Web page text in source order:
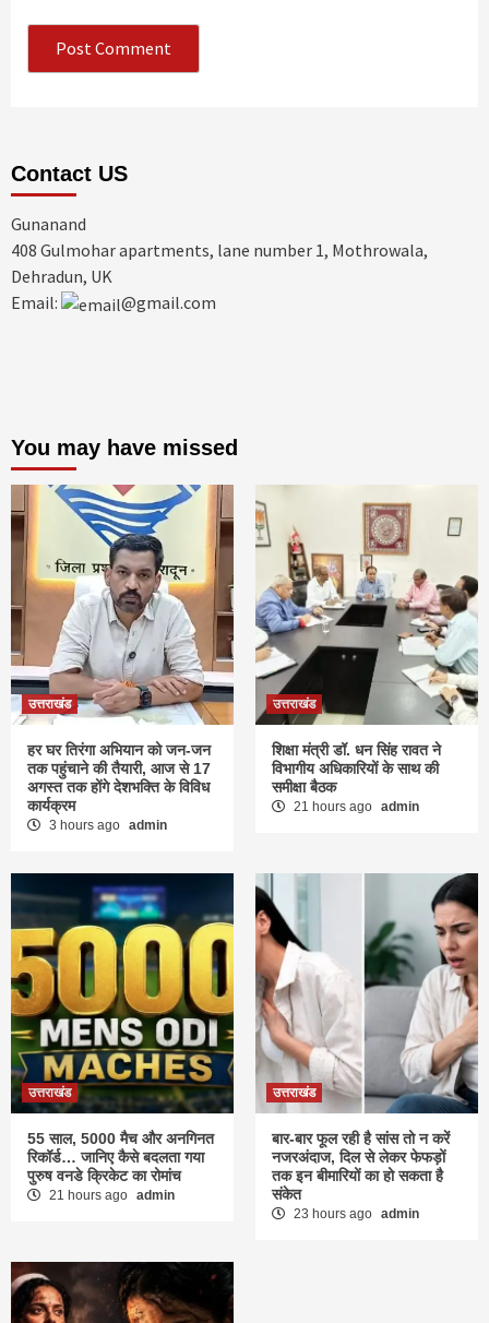
Contact US
Gunanand
408 Gulmohar apartments, lane number 1, Mothrowala,
Dehradun, UK
Email:
@gmail.com
You may have missed
उत्तराखंड
हर घर तिरंगा अभियान को जन-जन
तक पहुंचाने की तैयारी, आज से 17
अगस्त तक होंगे देशभक्ति के विविध
कार्यक्रम
3 hours ago admin
उत्तराखंड
शिक्षा मंत्री डॉ. धन सिंह रावत ने
विभागीय अधिकारियों के साथ की
समीक्षा बैठक
21 hours ago admin
उत्तराखंड
55 साल, 5000 मैच और अनगिनत
रिकॉर्ड… जानिए कैसे बदलता गया
पुरुष वनडे क्रिकेट का रोमांच
21 hours ago admin
उत्तराखंड
बार-बार फूल रही है सांस तो न करें
नजरअंदाज, दिल से लेकर फेफड़ों
तक इन बीमारियों का हो सकता है
संकेत
23 hours ago admin